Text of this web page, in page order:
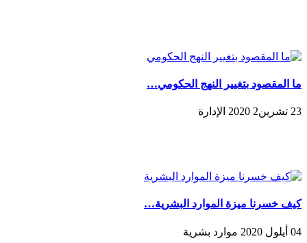
ما المقصود بتغيير النهج الحكومي…
23 تشرين2 2020 الإدارة
كيف خسرنا ميزة الموارد البشرية…
04 أيلول 2020 موارد بشرية